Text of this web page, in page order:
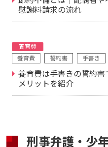
慰謝料請求の流れ
養育費
養育費
誓約書 手書き
養育費は手書きの誓約
メリットを紹介
刑事弁護・少